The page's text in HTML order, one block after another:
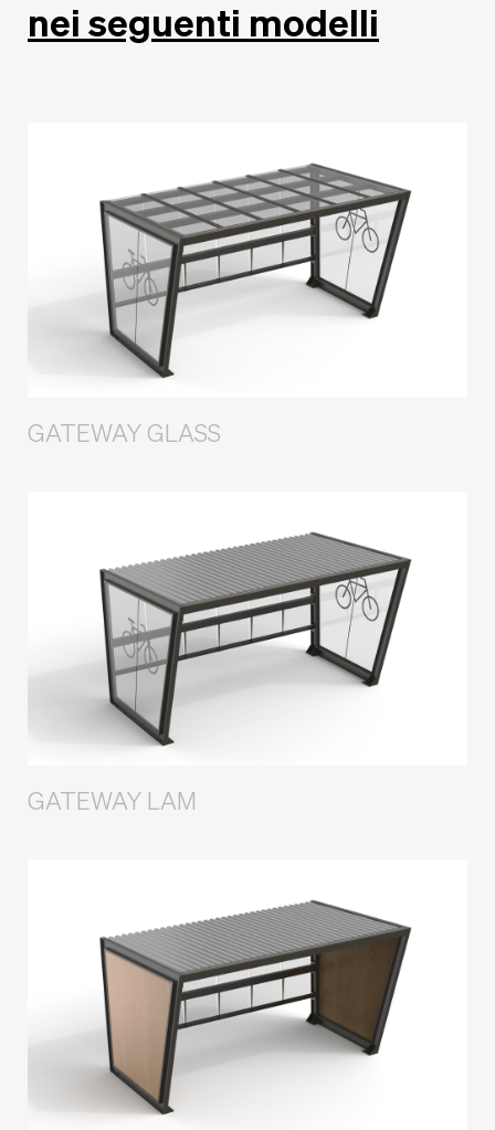
nei seguenti modelli
GATEWAY GLASS
GATEWAY LAM